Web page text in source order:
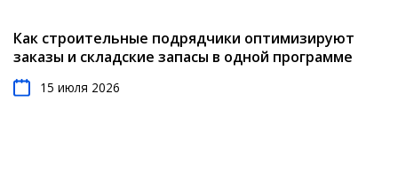
Как строительные подрядчики оптимизируют
заказы и складские запасы в одной программе
15 июля 2026